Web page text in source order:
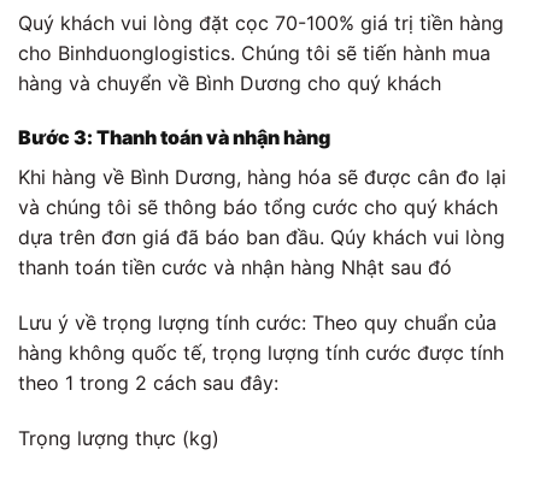
Quý khách vui lòng đặt cọc 70-100% giá trị tiền hàng
cho Binhduonglogistics. Chúng tôi sẽ tiến hành mua
hàng và chuyển về Bình Dương cho quý khách
Bước 3: Thanh toán và nhận hàng
Khi hàng về Bình Dương, hàng hóa sẽ được cân đo lại
và chúng tôi sẽ thông báo tổng cước cho quý khách
dựa trên đơn giá đã báo ban đầu. Qúy khách vui lòng
thanh toán tiền cước và nhận hàng Nhật sau đó
Lưu ý về trọng lượng tính cước: Theo quy chuẩn của
hàng không quốc tế, trọng lượng tính cước được tính
theo 1 trong 2 cách sau đây:
Trọng lượng thực (kg)